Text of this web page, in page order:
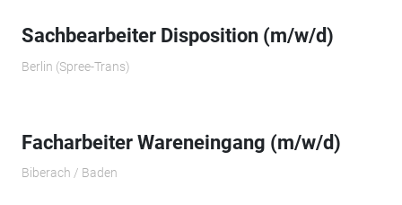
Sachbearbeiter Disposition (m/w/d)
Berlin (Spree-Trans)
Facharbeiter Wareneingang (m/w/d)
Biberach / Baden